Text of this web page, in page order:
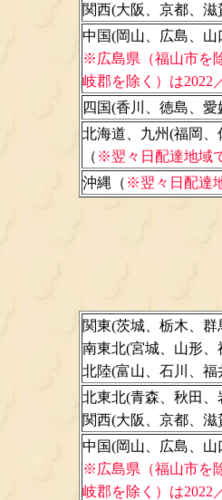
関西(大阪、京都、
中国(岡山、広島、
※広島県（福山市を
岐郡を除く）は2022
四国(香川、徳島、愛
北海道、九州(福岡
（ ※翌々日配達地域
沖縄（ ※翌々日配達
関東(茨城、栃木、
南東北(宮城、山形
北陸(富山、石川、
北東北(青森、秋田、
関西(大阪、京都、
中国(岡山、広島、
※広島県（福山市を
岐郡を除く）は2022